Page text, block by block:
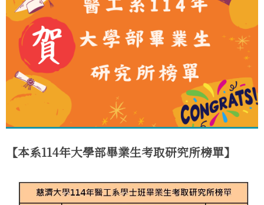
【本系114年大學部畢業生考取研究所榜單】